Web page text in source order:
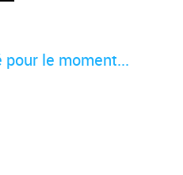
le moment...